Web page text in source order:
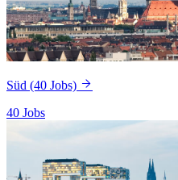
Süd (40 Jobs)
40 Jobs